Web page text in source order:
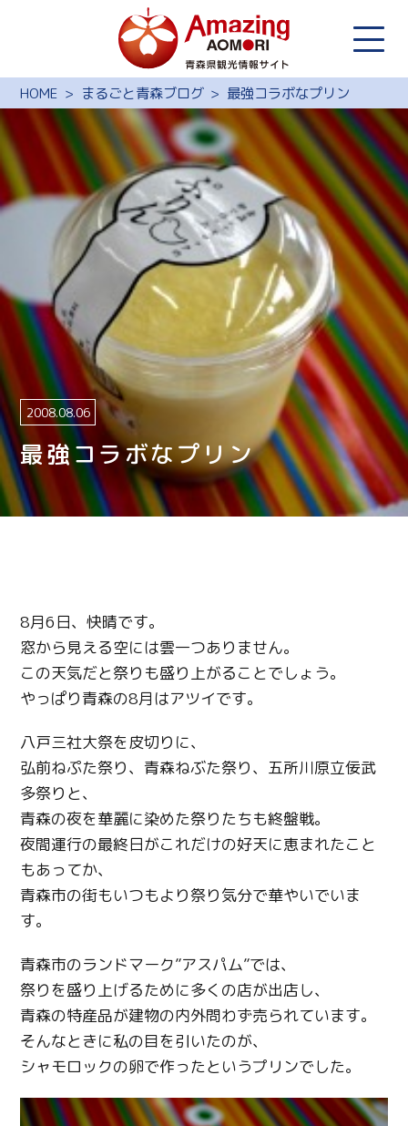
HOME まるごと青森ブログ 最強コラボなプリン
最強コラボなプリン
2008.08.06
8月6日、快晴です。
窓から見える空には雲一つありません。
この天気だと祭りも盛り上がることでしょう。
やっぱり青森の8月はアツイです。
八戸三社大祭を皮切りに、
弘前ねぷた祭り、青森ねぶた祭り、五所川原立佞武
多祭りと、
青森の夜を華麗に染めた祭りたちも終盤戦。
夜間運行の最終日がこれだけの好天に恵まれたこと
もあってか、
青森市の街もいつもより祭り気分で華やいでいま
す。
青森市のランドマーク”アスパム”では、
祭りを盛り上げるために多くの店が出店し、
青森の特産品が建物の内外問わず売られています。
そんなときに私の目を引いたのが、
シャモロックの卵で作ったというプリンでした。